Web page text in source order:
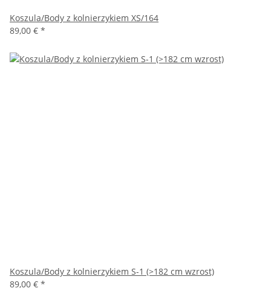
Koszula/Body z kolnierzykiem XS/164
89,00 € *
Koszula/Body z kolnierzykiem S-1 (>182 cm wzrost)
89,00 € *